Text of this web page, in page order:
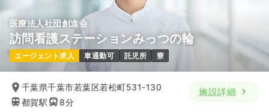
医療法人社団創進会
訪問看護ステーションみっつの輪
エージェント求人 車通勤可 託児所 寮
千葉県千葉市若葉区若松町531-130
都賀駅
8分
施設詳細